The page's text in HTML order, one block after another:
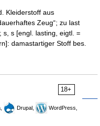
Kleiderstoff aus
Zeug“; zu last
s, s [engl. lasting, eigtl. =
damastartiger Stoff bes.
18+
Drupal,
WordPress,